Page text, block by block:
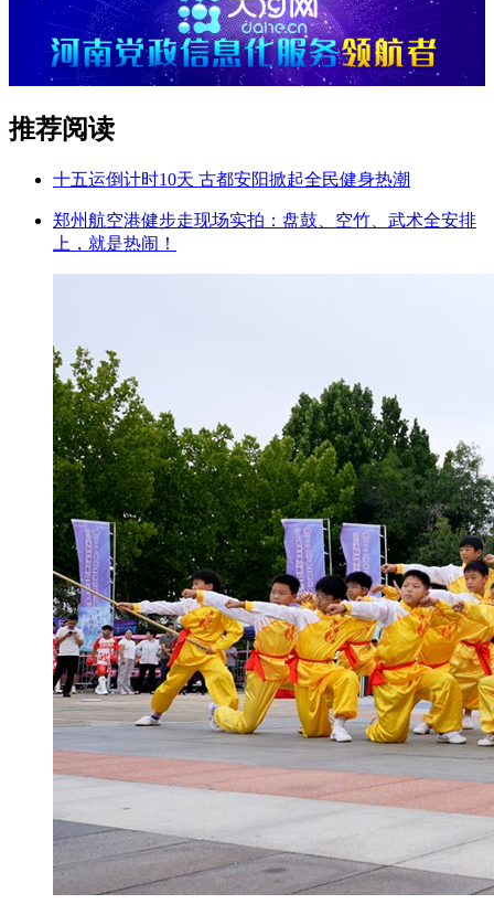
推荐阅读
十五运倒计时10天 古都安阳掀起全民健身热潮
郑州航空港健步走现场实拍：盘鼓、空竹、武术全安排
上，就是热闹！